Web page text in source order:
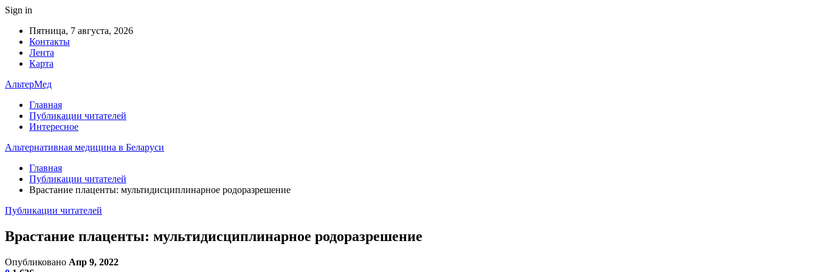
Sign in
Пятница, 7 августа, 2026
Контакты
Лента
Карта
АльтерМед
Главная
Публикации читателей
Интересное
Альтернативная медицина в Беларуси
Главная
Публикации читателей
Врастание плаценты: мультидисциплинарное родоразрешение
Публикации читателей
Врастание плаценты: мультидисциплинарное родоразрешение
Опубликовано Апр 9, 2022